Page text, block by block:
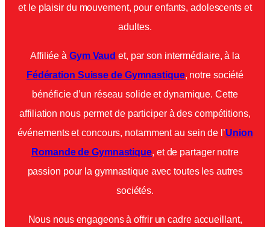
et le plaisir du mouvement, pour enfants, adolescents et
adultes.
Affiliée à Gym Vaud et, par son intermédiaire, à la
Fédération Suisse de Gymnastique, notre société
bénéficie d’un réseau solide et dynamique. Cette
affiliation nous permet de participer à des compétitions,
événements et concours, notamment au sein de l’Union
Romande de Gymnastique, et de partager notre
passion pour la gymnastique avec toutes les autres
sociétés.
Nous nous engageons à offrir un cadre accueillant,